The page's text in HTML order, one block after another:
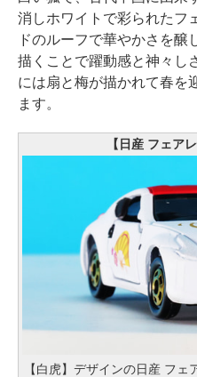
消しホワイトで彩られたフ
ドのルーフで華やかさを醸
描くことで躍動感と神々し
には扇と梅が描かれて春を
ます。
【日産 フェア
【白虎】デザインの日産 フェ